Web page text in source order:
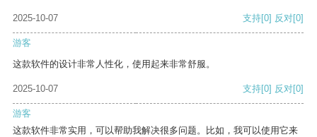
2025-10-07 支持[0] 反对[0]
游客
这款软件的设计非常人性化，使用起来非常舒服。
2025-10-07 支持[0] 反对[0]
游客
这款软件非常实用，可以帮助我解决很多问题。比如，我可以使用它来